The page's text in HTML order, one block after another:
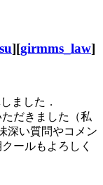
][girmms_law]
ました．
だきました（私
深い質問やコメン
ールもよろしく